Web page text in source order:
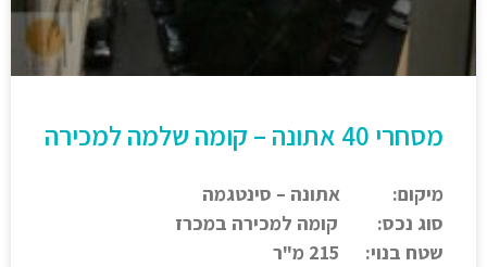
מסחרי 40 אתונה – קומה שלמה למכירה
מיקום: אתונה – סינטגמה
סוג נכס: קומה למכירה במכרז
שטח בנוי: 215 מ"ר